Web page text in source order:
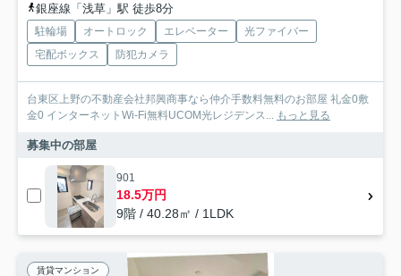
銀座線「浅草」駅 徒歩8分
駐輪場 オートロック エレベーター
光ファイバー
宅配ボックス
防犯カメラ
台東区上野の不動産会社邦興商事なら仲介手数料無料のお部屋 礼金0敷
金0 インターネットWi-Fi無料UCOM光レジデンス...
もっと見る
募集中の部屋
901
18.5万円
9階 / 40.28㎡ / 1LDK
賃貸マンション